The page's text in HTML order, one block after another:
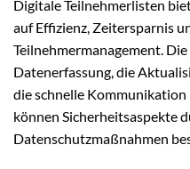
Digitale Teilnehmerlisten
auf Effizienz, Zeitersparnis
Teilnehmermanagement.
Datenerfassung, die
die schnelle
können Sicherheitsaspekte
Datenschutzmaßnahmen